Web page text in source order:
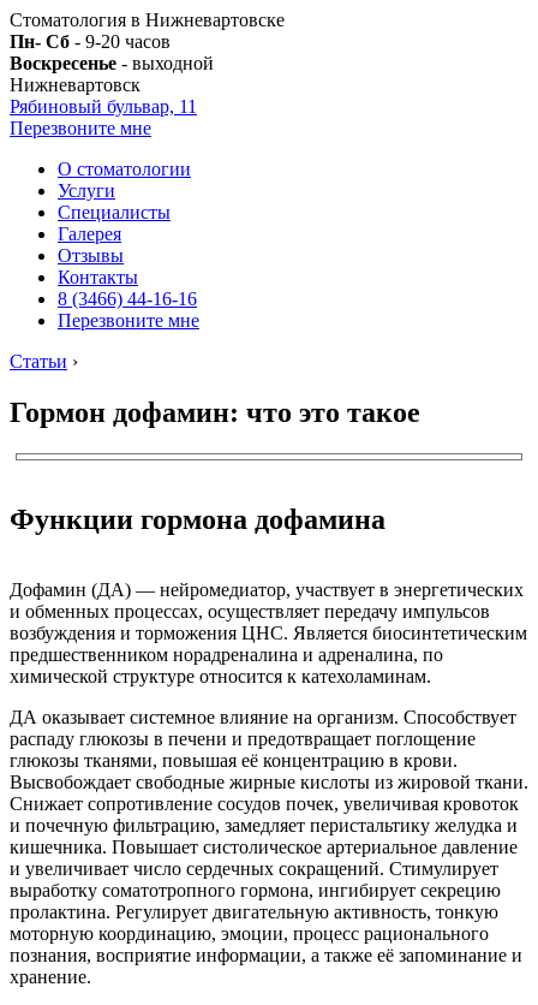
Стоматология в Нижневартовске
Пн- Сб - 9-20 часов
Воскресенье - выходной
Нижневартовск
Рябиновый бульвар, 11
Перезвоните мне
О стоматологии
Услуги
Специалисты
Галерея
Отзывы
Контакты
8 (3466) 44-16-16
Перезвоните мне
Статьи ›
Гормон дофамин: что это такое
Функции гормона дофамина
Дофамин (ДА) — нейромедиатор, участвует в энергетических
и обменных процессах, осуществляет передачу импульсов
возбуждения и торможения ЦНС. Является биосинтетическим
предшественником норадреналина и адреналина, по
химической структуре относится к катехоламинам.
ДА оказывает системное влияние на организм. Способствует
распаду глюкозы в печени и предотвращает поглощение
глюкозы тканями, повышая её концентрацию в крови.
Высвобождает свободные жирные кислоты из жировой ткани.
Снижает сопротивление сосудов почек, увеличивая кровоток
и почечную фильтрацию, замедляет перистальтику желудка и
кишечника. Повышает систолическое артериальное давление
и увеличивает число сердечных сокращений. Стимулирует
выработку соматотропного гормона, ингибирует секрецию
пролактина. Регулирует двигательную активность, тонкую
моторную координацию, эмоции, процесс рационального
познания, восприятие информации, а также её запоминание и
хранение.